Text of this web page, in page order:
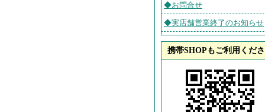
◆お問合せ
◆実店舗営業終了のお知らせ
携帯SHOPもご利用くだ